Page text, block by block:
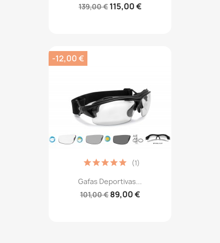
139,00 € 115,00 €
Gafas Deportivas...
101,00 € 89,00 €
(1)
-12,00 €